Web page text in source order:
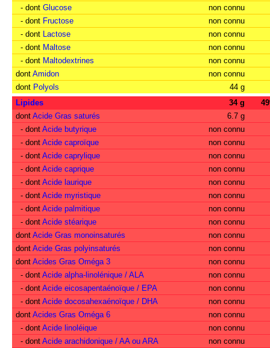
- dont Glucose
non connu
- dont Fructose
non connu
- dont Lactose
non connu
- dont Maltose
non connu
- dont Maltodextrines
non connu
dont Amidon
non connu
dont Polyols
44 g
Lipides
34 g
dont Acide Gras saturés
6.7 g
- dont Acide butyrique
non connu
- dont Acide caproïque
non connu
- dont Acide caprylique
non connu
- dont Acide caprique
non connu
- dont Acide laurique
non connu
- dont Acide myristique
non connu
- dont Acide palmitique
non connu
- dont Acide stéarique
non connu
dont Acide Gras monoinsaturés
non connu
dont Acide Gras polyinsaturés
non connu
dont Acides Gras Oméga 3
non connu
- dont Acide alpha-linolénique / ALA
non connu
- dont Acide eicosapentaénoïque / EPA
non connu
- dont Acide docosahexaénoïque / DHA
non connu
dont Acides Gras Oméga 6
non connu
- dont Acide linoléique
non connu
- dont Acide arachidonique / AA ou ARA
non connu